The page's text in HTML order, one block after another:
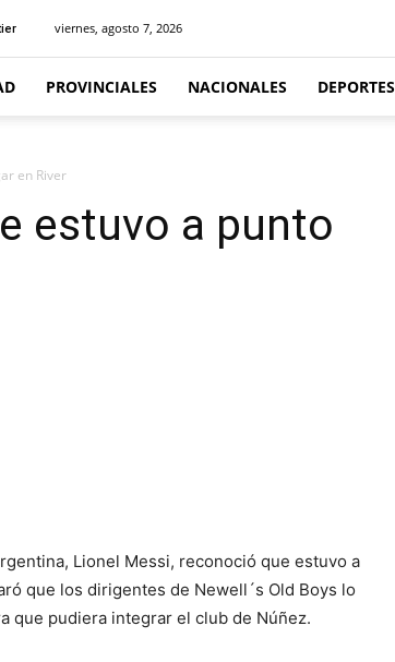
viernes, agosto 7, 2026
PROVINCIALES NACIONALES DEPORTES
en River
estuvo a punto
Lionel Messi, reconoció que estuvo a
que los dirigentes de Newell´s Old Boys lo
que pudiera integrar el club de Núñez.